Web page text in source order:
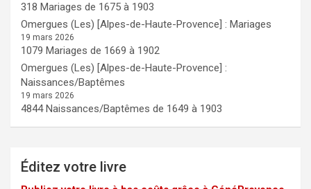
318 Mariages de 1675 à 1903
Omergues (Les) [Alpes-de-Haute-Provence] : Mariages
19 mars 2026
1079 Mariages de 1669 à 1902
Omergues (Les) [Alpes-de-Haute-Provence] :
Naissances/Baptêmes
19 mars 2026
4844 Naissances/Baptêmes de 1649 à 1903
Éditez votre livre